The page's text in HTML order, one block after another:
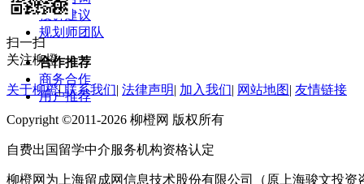
投诉建议
规划师团队
合作推荐
商务合作
用户推荐
扫一扫
关注柳橙
关于柳橙|联系我们| 法律声明| 加入我们| 网站地图| 友情链接
Copyright ©2011-2026 柳橙网 版权所有
自费出国留学中介服务机构资格认定
柳橙网为上海留成网信息技术股份有限公司（原上海骏文投资